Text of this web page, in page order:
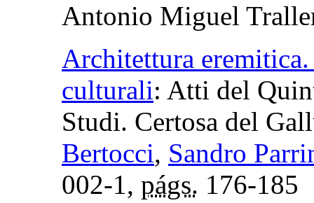
Antonio Miguel
Architettura
culturali: Atti del
Studi. Certosa del
Bertocci, Sandro
002-1, págs. 176-185